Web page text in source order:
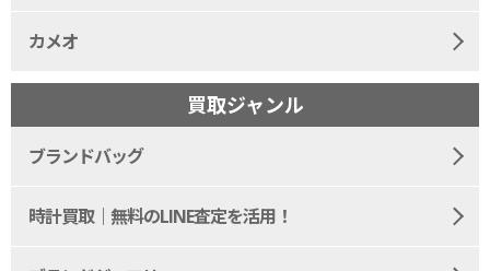
カメオ
買取ジャンル
ブランドバッグ
時計買取｜無料のLINE査定を活用！